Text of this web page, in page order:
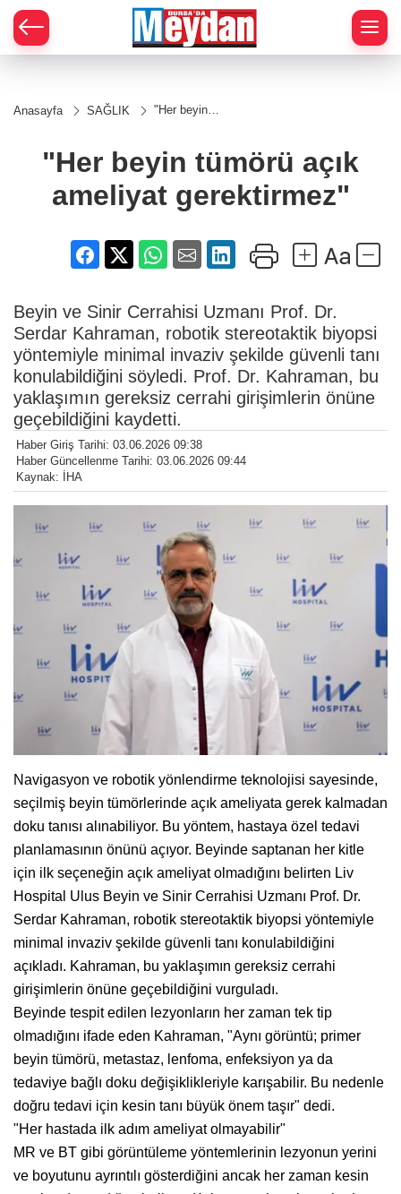
Anasayfa SAĞLIK
"Her beyin
gerektirmez"
"Her beyin tümörü açık
ameliyat gerektirmez"
Beyin ve Sinir Cerrahisi Uzmanı Prof. Dr.
Serdar Kahraman, robotik stereotaktik biyopsi
yöntemiyle minimal invaziv şekilde güvenli tanı
konulabildiğini söyledi. Prof. Dr. Kahraman, bu
yaklaşımın gereksiz cerrahi girişimlerin önüne
geçebildiğini kaydetti.
Haber Giriş Tarihi: 03.06.2026 09:38
Haber Güncellenme Tarihi: 03.06.2026 09:44
Kaynak: İHA
Navigasyon ve robotik yönlendirme teknolojisi sayesinde,
seçilmiş beyin tümörlerinde açık ameliyata gerek kalmadan
doku tanısı alınabiliyor. Bu yöntem, hastaya özel tedavi
planlamasının önünü açıyor. Beyinde saptanan her kitle
için ilk seçeneğin açık ameliyat olmadığını belirten Liv
Hospital Ulus Beyin ve Sinir Cerrahisi Uzmanı Prof. Dr.
Serdar Kahraman, robotik stereotaktik biyopsi yöntemiyle
minimal invaziv şekilde güvenli tanı konulabildiğini
açıkladı. Kahraman, bu yaklaşımın gereksiz cerrahi
girişimlerin önüne geçebildiğini vurguladı.
Beyinde tespit edilen lezyonların her zaman tek tip
olmadığını ifade eden Kahraman, "Aynı görüntü; primer
beyin tümörü, metastaz, lenfoma, enfeksiyon ya da
tedaviye bağlı doku değişiklikleriyle karışabilir. Bu nedenle
doğru tedavi için kesin tanı büyük önem taşır" dedi.
"Her hastada ilk adım ameliyat olmayabilir"
MR ve BT gibi görüntüleme yöntemlerinin lezyonun yerini
ve boyutunu ayrıntılı gösterdiğini ancak her zaman kesin